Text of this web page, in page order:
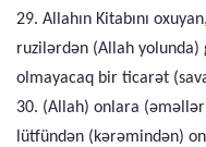
29. Allahın Kitabını
ruzilərdən (Allah yolunda)
olmayacaq bir ticarət
30. (Allah) onlara
lütfündən (kərəmindən)